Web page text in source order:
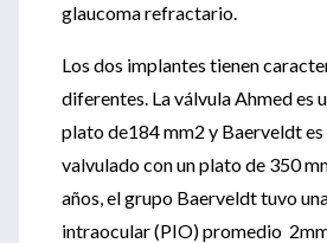
glaucoma refractario.
Los dos implantes tienen
diferentes. La válvula Ahmed es
plato de184 mm2 y Baerveldt
valvulado con un plato de 350
años, el grupo Baerveldt tuvo
intraocular (PIO) promedio